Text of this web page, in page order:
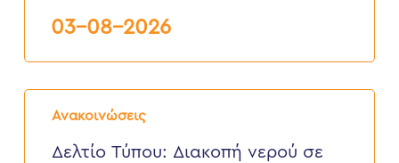
Σούδας,
έως
2026
03-08-2026
Ανακοινώσεις
Δελτίο
Τύπου:
νερούΔελτίο Τύπου: Διακοπή νερού σε